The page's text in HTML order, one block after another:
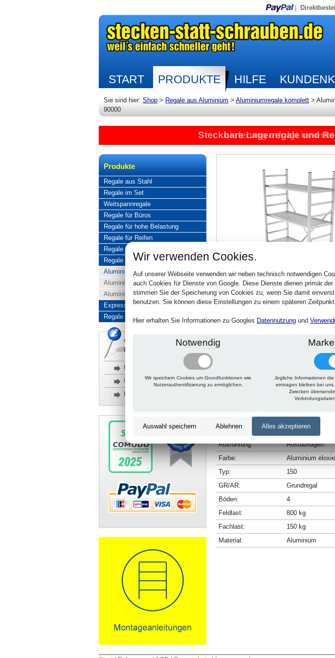
START PRODUKTE HILFE
Sie sind hier: Shop > Regale aus Aluminium > Aluminiumregale komplett >
90000
Steckbare Lagerregale und
Lieferung erfolgt
Produkte
Regale aus Stahl
Regale im Set
Weitspannregale
Regale für Büros
Regale für hohe Belastung
Regale für Reifen
Regale aus Edelstahl
Regale aus Aluminium
Aluminiumregale komplett
Aluminiumregal Baukasten
Aluminiumregal Kombinationen
Express-Produkte
Regale Reduziert
Rückfragen, Hilfe, Bestellen?
06201 690095-0
Häufige Fragen
Glossar
Kontakt
Technische Daten
300 mm
Länge:
850 mm
Ausführung:
Rostauflagen
Farbe:
Aluminium
Typ:
150
GR/AR:
Grundregal
Böden:
4
Feldlast:
800 kg
Fachlast:
150 kg
Material:
Aluminium
Wir verwenden Cookies.
Auf unserer Webseite verwenden wir neben technisch notwendigen
auch Cookies für Dienste von Google. Diese Dienste dienen primär
stimmen Sie der Speicherung von Cookies zu, wenn Sie damit
benutzen. Sie können diese Einstellungen zu einem späteren
Hier erhalten Sie Informationen zu Googles Datennutzung und
Notwendig
Wir speichern Cookies um Grundfunktionen wie
Nutzerauthentifizierung zu ermöglichen.
Jegliche Informationen
eintragen bleiben bei
Zwecken
Auswahl speichern Ablehnen Alles akzeptieren